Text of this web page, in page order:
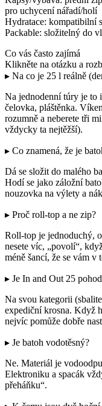
pro uchycení nářadí/holí
Hydratace: kompatibilní
Packable: složitelný do
Co vás často zajímá
Klikněte na otázku a
▸ Na co je 25 l reálně
Na jednodenní túry je to
čelovka, pláštěnka.
rozumně a neberete tři
vždycky ta nejtěžší).
▸ Co znamená, že je
Dá se složit do malého
Hodí se jako záložní
nouzovka na výlety a
▸ Proč roll-top a ne zip?
Roll-top je jednoduchý,
nesete víc, „povolí“,
méně šancí, že se vám v
▸ Je In and Out 25
Na svou kategorii
expediční krosna. Když
nejvíc pomůže dobře
▸ Je batoh vodotěsný?
Ne. Materiál je
Elektroniku a spacák
přeháňku“.